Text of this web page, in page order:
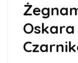
Oskara